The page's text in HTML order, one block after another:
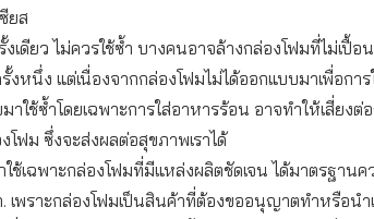
ซียส
งเดียว ไม่ควรใช้ซ้ำ บางคนอาจล้างกล่องโฟมที่ไม่เปื้
งหนึ่ง แต่เนื่องจากกล่องโฟมไม่ได้ออกแบบมาเพื่อกา
าใช้ซ้ำโดยเฉพาะการใส่อาหารร้อน อาจทำให้เสี่ยงต่
โฟม ซึ่งจะส่งผลต่อสุขภาพเราได้
ใช้เฉพาะกล่องโฟมที่มีแหล่งผลิตชัดเจน ได้มาตรฐา
เพราะกล่องโฟมเป็นสินค้าที่ต้องขออนุญาตทำหรือนำ